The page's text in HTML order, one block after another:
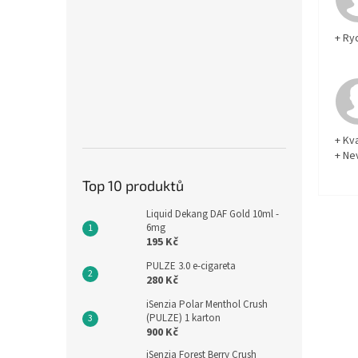
Top 10 produktů
Liquid Dekang DAF Gold 10ml -
6mg
195 Kč
PULZE 3.0 e-cigareta
280 Kč
iSenzia Polar Menthol Crush
(PULZE) 1 karton
900 Kč
iSenzia Forest Berry Crush
+
+
+